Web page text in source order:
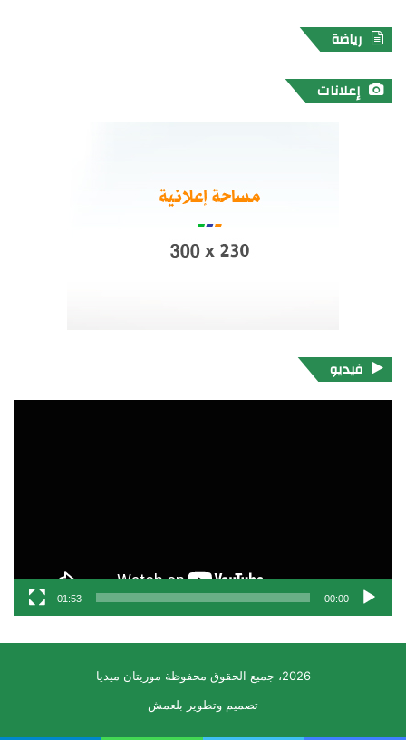
رياضة
إعلانات
فيديو
00:00
01:53
2026، جميع الحقوق محفوظة موريتان ميديا
تصميم وتطوير بلعمش